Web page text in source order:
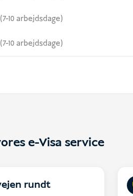
10 arbejdsdage)
10 arbejdsdage)
e-Visa service
rundt